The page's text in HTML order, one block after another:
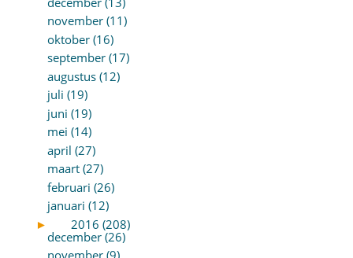
november (11)
oktober (16)
september (17)
augustus (12)
juli (19)
juni (19)
mei (14)
april (27)
maart (27)
februari (26)
januari (12)
►
2016 (208)
december (26)